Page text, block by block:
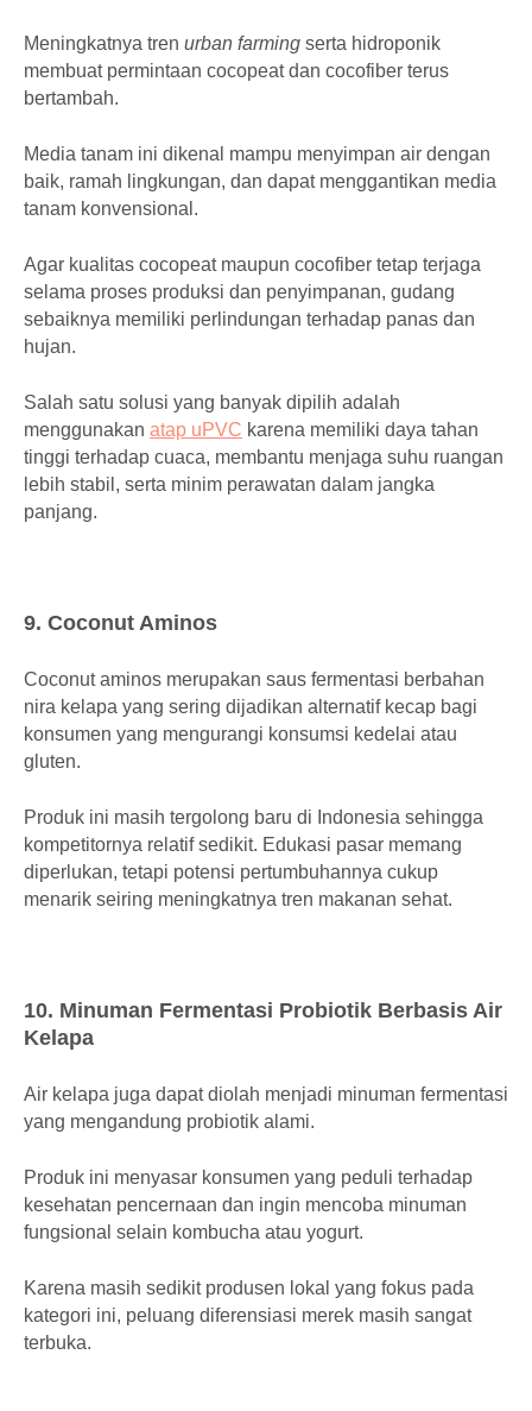
Meningkatnya tren urban farming serta hidroponik
membuat permintaan cocopeat dan cocofiber terus
bertambah.
Media tanam ini dikenal mampu menyimpan air dengan
baik, ramah lingkungan, dan dapat menggantikan media
tanam konvensional.
Agar kualitas cocopeat maupun cocofiber tetap terjaga
selama proses produksi dan penyimpanan, gudang
sebaiknya memiliki perlindungan terhadap panas dan
hujan.
Salah satu solusi yang banyak dipilih adalah
menggunakan atap uPVC karena memiliki daya tahan
tinggi terhadap cuaca, membantu menjaga suhu ruangan
lebih stabil, serta minim perawatan dalam jangka
panjang.
9. Coconut Aminos
Coconut aminos merupakan saus fermentasi berbahan
nira kelapa yang sering dijadikan alternatif kecap bagi
konsumen yang mengurangi konsumsi kedelai atau
gluten.
Produk ini masih tergolong baru di Indonesia sehingga
kompetitornya relatif sedikit. Edukasi pasar memang
diperlukan, tetapi potensi pertumbuhannya cukup
menarik seiring meningkatnya tren makanan sehat.
10. Minuman Fermentasi Probiotik Berbasis Air
Kelapa
Air kelapa juga dapat diolah menjadi minuman fermentasi
yang mengandung probiotik alami.
Produk ini menyasar konsumen yang peduli terhadap
kesehatan pencernaan dan ingin mencoba minuman
fungsional selain kombucha atau yogurt.
Karena masih sedikit produsen lokal yang fokus pada
kategori ini, peluang diferensiasi merek masih sangat
terbuka.